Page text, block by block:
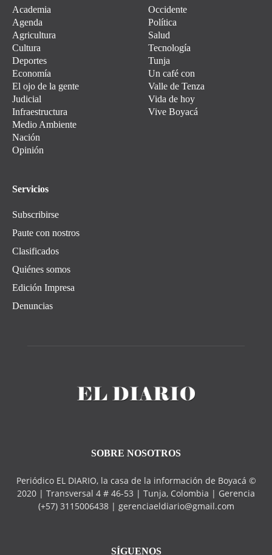
Academia
Agenda
Agricultura
Cultura
Deportes
Economía
El ojo de la gente
Judicial
Infraestructura
Medio Ambiente
Nación
Opinión
Occidente
Política
Salud
Tecnología
Tunja
Un café con
Valle de Tenza
Vida de hoy
Vive Boyacá
Servicios
Subscribirse
Paute con nostros
Clasificados
Quiénes somos
Edición Impresa
Denuncias
SOBRE NOSOTROS
Periódico EL DIARIO, la casa de la información de Boyacá ©
2020 | Transversal 4 # 46-53 | Tunja, Colombia | Gerencia
(+57) 3115006438 | gerenciaeldiario@gmail.com
SÍGUENOS